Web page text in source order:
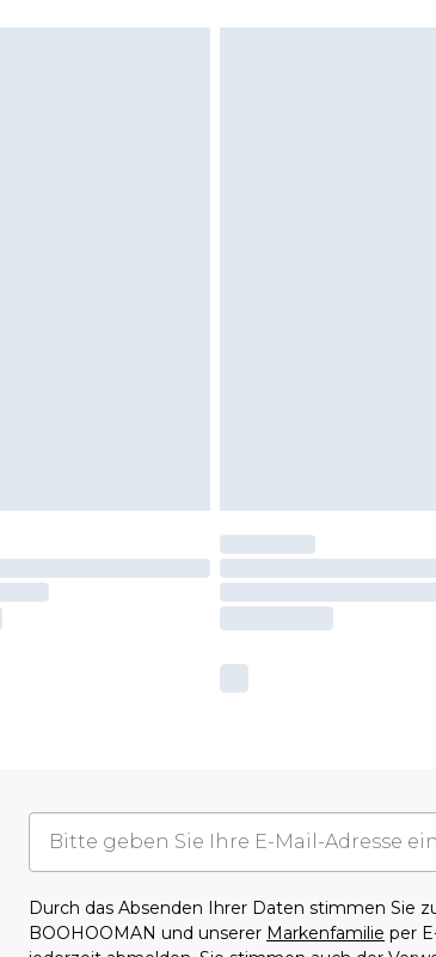
Durch das Absenden Ihrer Daten stimmen Sie
BOOHOOMAN und unserer Markenfamilie per